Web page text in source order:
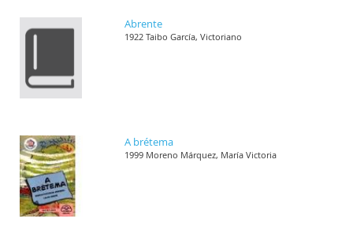
Abrente
1922 Taibo García, Victoriano
A brétema
1999 Moreno Márquez, María Victoria